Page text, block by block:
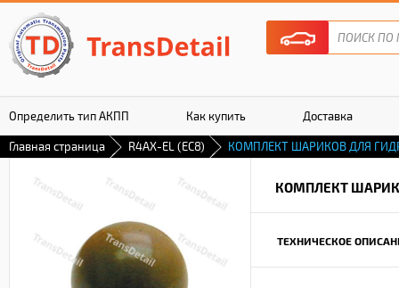
Определить тип АКПП Как купить Доставка
Гарантия
Главная страница R4AX-EL (EC8) КОМПЛЕКТ ШАРИКОВ ДЛЯ
КОМПЛЕКТ
ТЕХНИЧЕСКОЕ